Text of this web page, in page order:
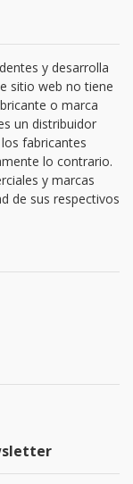
y desarrolla
sitio web no tiene
o marca
un distribuidor
fabricantes
lo contrario.
y marcas
de sus respectivos